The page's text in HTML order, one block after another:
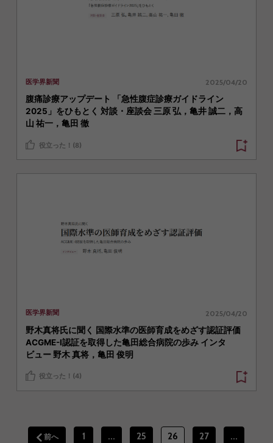
医学界新聞 2025/04/20
腹痛診療アップデート 「急性腹症診療ガイドライン
2025」をひもとく 対談・座談会 三原 弘，亀井 誠二，高
山 祐一，亀田 徹
役立った！(8)
医学界新聞 2025/04/20
野木真将氏に聞く 国際水準の医師育成をめざす認証評価
ACGME-I認証を取得した亀田総合病院の歩み インタ
ビュー 野木 真将，亀田 俊明
役立った！(4)
前へ 1 ... 25 26 27 ...